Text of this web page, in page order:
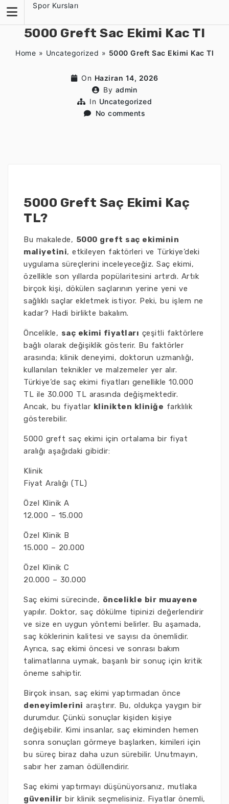
content
Spor Kursları
5000 Greft Sac Ekimi Kac Tl
Home » Uncategorized » 5000 Greft Sac Ekimi Kac Tl
On Haziran 14, 2026
By admin
In Uncategorized
No comments
5000 Greft Saç Ekimi Kaç
TL?
Bu makalede, 5000 greft saç ekiminin
maliyetini, etkileyen faktörleri ve Türkiye’deki
uygulama süreçlerini inceleyeceğiz. Saç ekimi,
özellikle son yıllarda popülaritesini artırdı. Artık
birçok kişi, dökülen saçlarının yerine yeni ve
sağlıklı saçlar ekletmek istiyor. Peki, bu işlem ne
kadar? Hadi birlikte bakalım.
Öncelikle, saç ekimi fiyatları çeşitli faktörlere
bağlı olarak değişiklik gösterir. Bu faktörler
arasında; klinik deneyimi, doktorun uzmanlığı,
kullanılan teknikler ve malzemeler yer alır.
Türkiye’de saç ekimi fiyatları genellikle 10.000
TL ile 30.000 TL arasında değişmektedir.
Ancak, bu fiyatlar klinikten kliniğe farklılık
gösterebilir.
5000 greft saç ekimi için ortalama bir fiyat
aralığı aşağıdaki gibidir:
Klinik
Fiyat Aralığı (TL)
Özel Klinik A
12.000 – 15.000
Özel Klinik B
15.000 – 20.000
Özel Klinik C
20.000 – 30.000
Saç ekimi sürecinde, öncelikle bir muayene
yapılır. Doktor, saç dökülme tipinizi değerlendirir
ve size en uygun yöntemi belirler. Bu aşamada,
saç köklerinin kalitesi ve sayısı da önemlidir.
Ayrıca, saç ekimi öncesi ve sonrası bakım
talimatlarına uymak, başarılı bir sonuç için kritik
öneme sahiptir.
Birçok insan, saç ekimi yaptırmadan önce
deneyimlerini araştırır. Bu, oldukça yaygın bir
durumdur. Çünkü sonuçlar kişiden kişiye
değişebilir. Kimi insanlar, saç ekiminden hemen
sonra sonuçları görmeye başlarken, kimileri için
bu süreç biraz daha uzun sürebilir. Unutmayın,
sabır her zaman ödüllendirir.
Saç ekimi yaptırmayı düşünüyorsanız, mutlaka
güvenilir bir klinik seçmelisiniz. Fiyatlar önemli,